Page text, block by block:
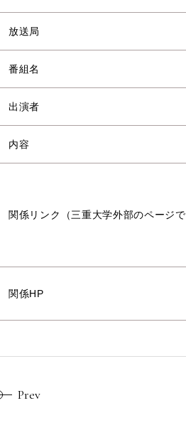
放送局
番組名
出演者
内容
関係リンク（三重大学外部のページで
関係HP
Prev